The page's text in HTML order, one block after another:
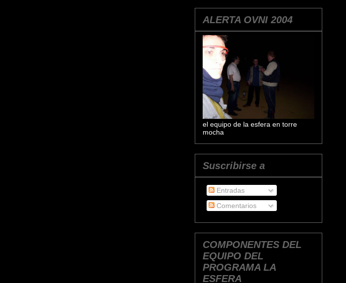
ALERTA OVNI 2004
el equipo de la esfera en torre
mocha
Suscribirse a
Entradas
Comentarios
COMPONENTES DEL
EQUIPO DEL
PROGRAMA LA
ESFERA